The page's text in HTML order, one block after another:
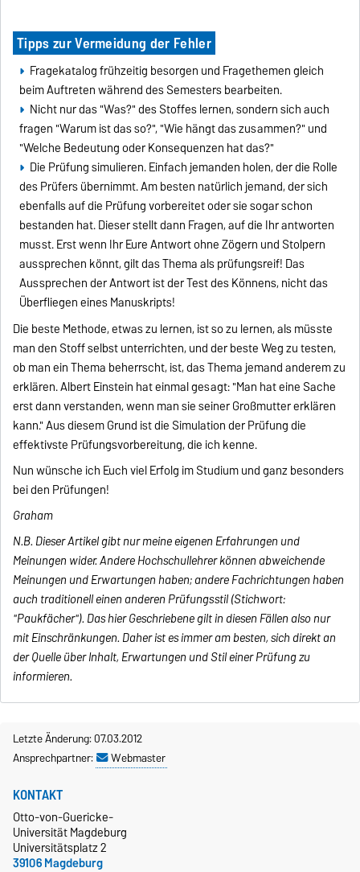
Tipps zur Vermeidung der Fehler
Fragekatalog frühzeitig besorgen und Fragethemen gleich
beim Auftreten während des Semesters bearbeiten.
Nicht nur das "Was?" des Stoffes lernen, sondern sich auch
fragen "Warum ist das so?", "Wie hängt das zusammen?" und
"Welche Bedeutung oder Konsequenzen hat das?"
Die Prüfung simulieren. Einfach jemanden holen, der die Rolle
des Prüfers übernimmt. Am besten natürlich jemand, der sich
ebenfalls auf die Prüfung vorbereitet oder sie sogar schon
bestanden hat. Dieser stellt dann Fragen, auf die Ihr antworten
musst. Erst wenn Ihr Eure Antwort ohne Zögern und Stolpern
aussprechen könnt, gilt das Thema als prüfungsreif! Das
Aussprechen der Antwort ist der Test des Könnens, nicht das
Überfliegen eines Manuskripts!
Die beste Methode, etwas zu lernen, ist so zu lernen, als müsste
man den Stoff selbst unterrichten, und der beste Weg zu testen,
ob man ein Thema beherrscht, ist, das Thema jemand anderem zu
erklären. Albert Einstein hat einmal gesagt: "Man hat eine Sache
erst dann verstanden, wenn man sie seiner Großmutter erklären
kann." Aus diesem Grund ist die Simulation der Prüfung die
effektivste Prüfungsvorbereitung, die ich kenne.
Nun wünsche ich Euch viel Erfolg im Studium und ganz besonders
bei den Prüfungen!
Graham
N.B. Dieser Artikel gibt nur meine eigenen Erfahrungen und
Meinungen wider. Andere Hochschullehrer können abweichende
Meinungen und Erwartungen haben; andere Fachrichtungen haben
auch traditionell einen anderen Prüfungsstil (Stichwort:
"Paukfächer"). Das hier Geschriebene gilt in diesen Fällen also nur
mit Einschränkungen. Daher ist es immer am besten, sich direkt an
der Quelle über Inhalt, Erwartungen und Stil einer Prüfung zu
informieren.
Letzte Änderung: 07.03.2012
Ansprechpartner:
Webmaster
KONTAKT
Otto-von-Guericke-
Universität Magdeburg
Universitätsplatz 2
39106 Magdeburg